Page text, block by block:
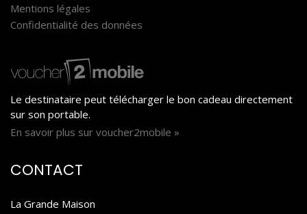
Mentions légales
Confidentialité des données
Le destinataire peut télécharger le bon cadeau directement
sur son portable.
En savoir plus sur voucher2mobile »
CONTACT
La Grande Maison